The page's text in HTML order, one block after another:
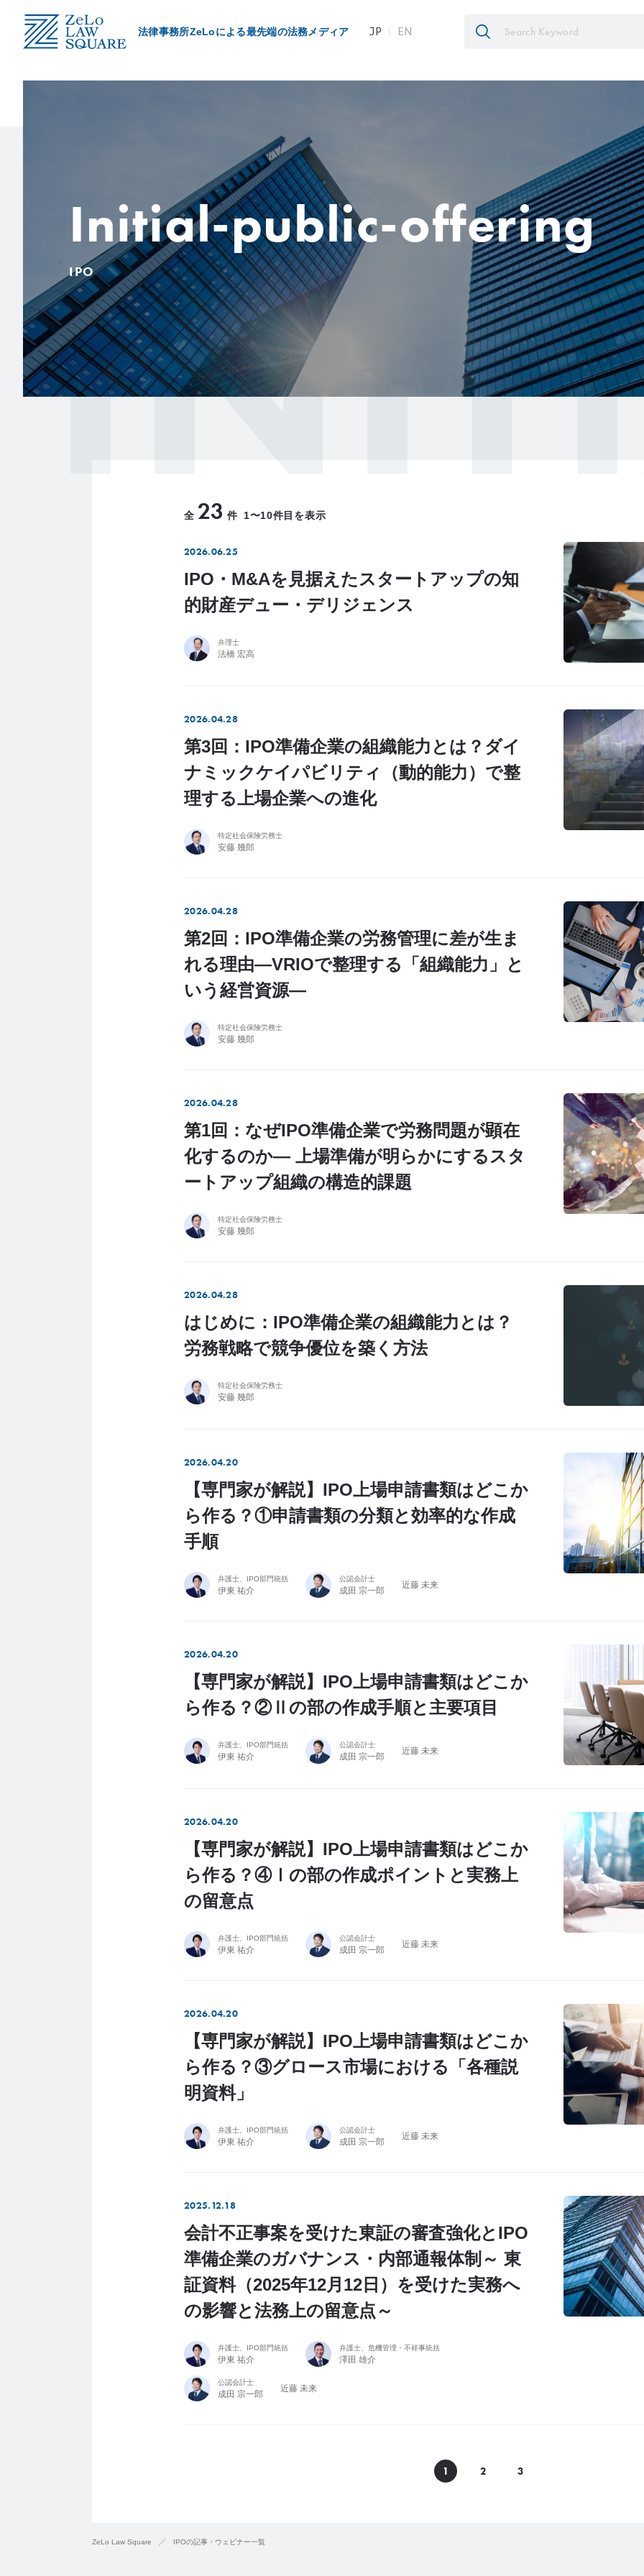
法律事務所ZeLoによる最先端の法務メディア JP EN
ZeLo Client’s Voice
ZeLo Member’s Story
所属メンバーの想い
Initial-public-offering
IPO
全 23 件 1〜10件目を表示
2026.06.25
IPO・M&Aを見据えたスタートアップの知
的財産デュー・デリジェンス
弁理士
法橋 宏高
2026.04.28
第3回：IPO準備企業の組織能力とは？ダイ
ナミックケイパビリティ（動的能力）で整
理する上場企業への進化
特定社会保険労務士
安藤 幾郎
2026.04.28
第2回：IPO準備企業の労務管理に差が生ま
れる理由―VRIOで整理する「組織能力」と
いう経営資源―
特定社会保険労務士
安藤 幾郎
2026.04.28
第1回：なぜIPO準備企業で労務問題が顕在
化するのか― 上場準備が明らかにするスタ
ートアップ組織の構造的課題
特定社会保険労務士
安藤 幾郎
2026.04.28
はじめに：IPO準備企業の組織能力とは？
労務戦略で競争優位を築く方法
特定社会保険労務士
安藤 幾郎
2026.04.20
【専門家が解説】IPO上場申請書類はどこか
ら作る？①申請書類の分類と効率的な作成
手順
弁護士、IPO部門統括
伊東 祐介
公認会計士
成田 宗一郎
近藤 未来
2026.04.20
【専門家が解説】IPO上場申請書類はどこか
ら作る？②Ⅱの部の作成手順と主要項目
弁護士、IPO部門統括
伊東 祐介
公認会計士
成田 宗一郎
近藤 未来
2026.04.20
【専門家が解説】IPO上場申請書類はどこか
ら作る？④Ⅰの部の作成ポイントと実務上
の留意点
弁護士、IPO部門統括
伊東 祐介
公認会計士
成田 宗一郎
近藤 未来
2026.04.20
【専門家が解説】IPO上場申請書類はどこか
ら作る？③グロース市場における「各種説
明資料」
弁護士、IPO部門統括
伊東 祐介
公認会計士
成田 宗一郎
近藤 未来
2025.12.18
会計不正事案を受けた東証の審査強化とIPO
準備企業のガバナンス・内部通報体制～ 東
証資料（2025年12月12日）を受けた実務へ
の影響と法務上の留意点～
弁護士、IPO部門統括
伊東 祐介
弁護士、危機管理・不祥事統括
澤田 雄介
公認会計士
成田 宗一郎
近藤 未来
1 2 3
ZeLo Law Square IPOの記事・ウェビナー一覧